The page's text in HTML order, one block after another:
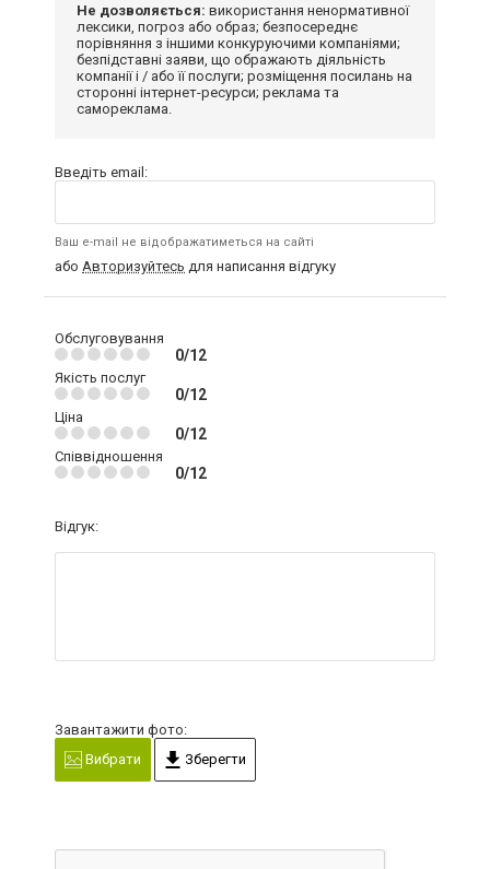
Не дозволяється: використання ненормативної
лексики, погроз або образ; безпосереднє
порівняння з іншими конкуруючими компаніями;
безпідставні заяви, що ображають діяльність
компанії і / або її послуги; розміщення посилань на
сторонні інтернет-ресурси; реклама та
самореклама.
Введіть email:
Ваш e-mail не відображатиметься на сайті
або Авторизуйтесь для написання відгуку
Обслуговування
0/12
Якість послуг
0/12
Ціна
0/12
Співвідношення
0/12
Відгук:
Завантажити фото:
Вибрати
Зберегти